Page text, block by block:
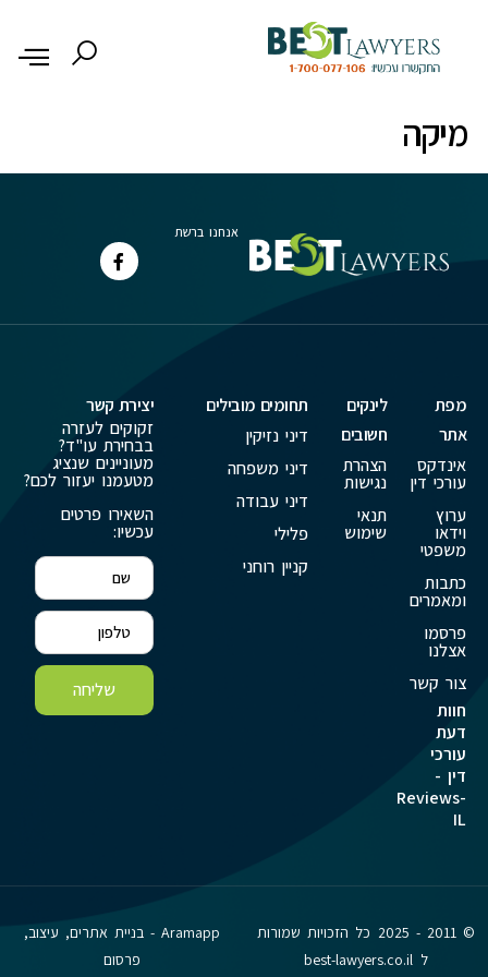
מיקה
אנחנו ברשת
מפת
אתר
אינדקס
עורכי דין
ערוץ
וידאו
משפטי
כתבות
ומאמרים
פרסמו
אצלנו
צור קשר
חוות
דעת
עורכי
דין -
Reviews-
IL
לינקים
חשובים
הצהרת
נגישות
תנאי
שימוש
תחומים מובילים
דיני נזיקין
דיני משפחה
דיני עבודה
פלילי
קניין רוחני
יצירת קשר
זקוקים לעזרה
בבחירת עו"ד?
מעוניינים שנציג
מטעמנו יעזור לכם?
השאירו פרטים
עכשיו:
שליחה
© 2011 - 2025 כל הזכויות שמורות
ל best-lawyers.co.il
Aramapp - בניית אתרים, עיצוב,
פרסום